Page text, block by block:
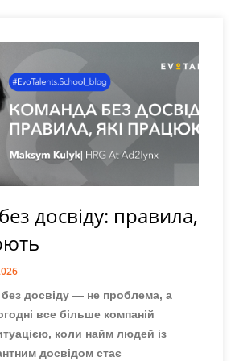
досвіду: правила,
досвіду — не проблема, а
все більше компаній
коли найм людей із
досвідом стає